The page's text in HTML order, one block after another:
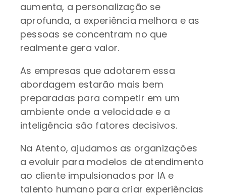
aumenta, a personalização se
aprofunda, a experiência melhora e as
pessoas se concentram no que
realmente gera valor.
As empresas que adotarem essa
abordagem estarão mais bem
preparadas para competir em um
ambiente onde a velocidade e a
inteligência são fatores decisivos.
Na Atento, ajudamos as organizações
a evoluir para modelos de atendimento
ao cliente impulsionados por IA e
talento humano para criar experiências